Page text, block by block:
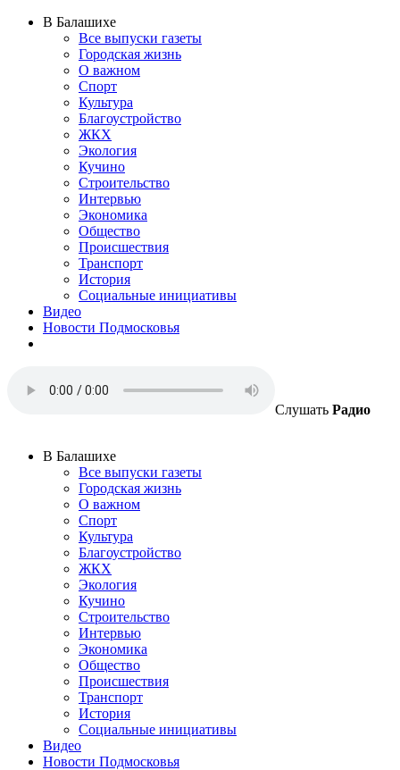
В Балашихе
Все выпуски газеты
Городская жизнь
О важном
Спорт
Культура
Благоустройство
ЖКХ
Экология
Кучино
Строительство
Интервью
Экономика
Общество
Происшествия
Транспорт
История
Социальные инициативы
Видео
Новости Подмосковья
Слушать Радио
В Балашихе
Все выпуски газеты
Городская жизнь
О важном
Спорт
Культура
Благоустройство
ЖКХ
Экология
Кучино
Строительство
Интервью
Экономика
Общество
Происшествия
Транспорт
История
Социальные инициативы
Видео
Новости Подмосковья